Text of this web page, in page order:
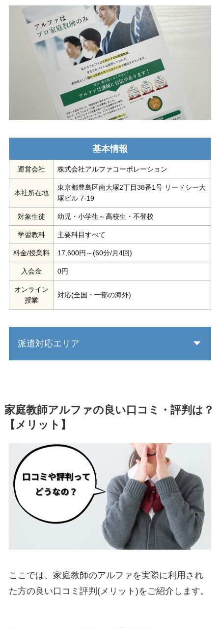
基本情報
運営会社 株式会社アルファコーポレーション
本社所在地
東京都豊島区南大塚2丁目38番1号 リードシー大
塚ビル 7-19
対象生徒 幼児・小学生～高校生・不登校
学習教科 主要科目すべて
料金/授業料 17,600円～(60分/月4回)
入会金 0円
オンライン
授業
対応(全国・一部の海外)
派遣対応エリア
家庭教師アルファの良い口コミ・評判は？
【メリット】
ここでは、家庭教師のアルファを実際に利用され
た方の良い口コミ評判(メリット)をご紹介します。